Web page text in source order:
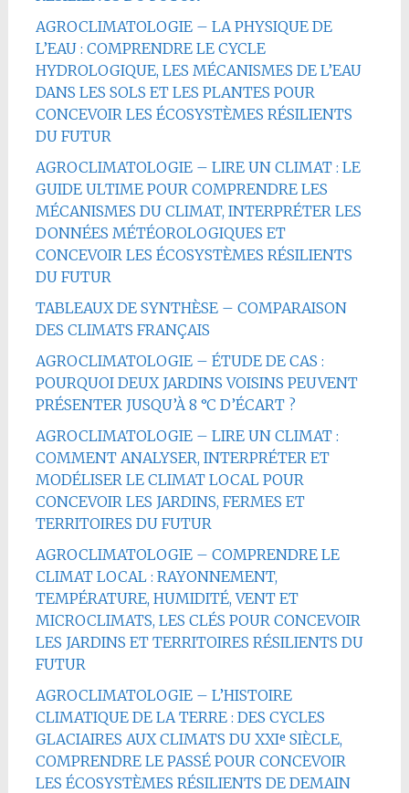
AGROCLIMATOLOGIE – LA PHYSIQUE DE
L’EAU : COMPRENDRE LE CYCLE
HYDROLOGIQUE, LES MÉCANISMES DE L’EAU
DANS LES SOLS ET LES PLANTES POUR
CONCEVOIR LES ÉCOSYSTÈMES RÉSILIENTS
DU FUTUR
AGROCLIMATOLOGIE – LIRE UN CLIMAT : LE
GUIDE ULTIME POUR COMPRENDRE LES
MÉCANISMES DU CLIMAT, INTERPRÉTER LES
DONNÉES MÉTÉOROLOGIQUES ET
CONCEVOIR LES ÉCOSYSTÈMES RÉSILIENTS
DU FUTUR
TABLEAUX DE SYNTHÈSE – COMPARAISON
DES CLIMATS FRANÇAIS
AGROCLIMATOLOGIE – ÉTUDE DE CAS :
POURQUOI DEUX JARDINS VOISINS PEUVENT
PRÉSENTER JUSQU’À 8 °C D’ÉCART ?
AGROCLIMATOLOGIE – LIRE UN CLIMAT :
COMMENT ANALYSER, INTERPRÉTER ET
MODÉLISER LE CLIMAT LOCAL POUR
CONCEVOIR LES JARDINS, FERMES ET
TERRITOIRES DU FUTUR
AGROCLIMATOLOGIE – COMPRENDRE LE
CLIMAT LOCAL : RAYONNEMENT,
TEMPÉRATURE, HUMIDITÉ, VENT ET
MICROCLIMATS, LES CLÉS POUR CONCEVOIR
LES JARDINS ET TERRITOIRES RÉSILIENTS DU
FUTUR
AGROCLIMATOLOGIE – L’HISTOIRE
CLIMATIQUE DE LA TERRE : DES CYCLES
GLACIAIRES AUX CLIMATS DU XXIᵉ SIÈCLE,
COMPRENDRE LE PASSÉ POUR CONCEVOIR
LES ÉCOSYSTÈMES RÉSILIENTS DE DEMAIN